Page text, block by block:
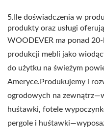
5.Ile doświadczenia w
produkty oraz usługi
WOODEVER ma ponad
produkcji mebli jako
do użytku na świeżym
Ameryce.Produkujemy i
ogrodowych na
huśtawki, fotele
pergole i